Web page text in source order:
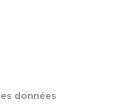
données